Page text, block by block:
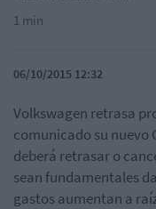
1 min
06/10/2015 12:32
Volkswagen retrasa
comunicado su nuevo
deberá retrasar o
sean fundamentales
gastos aumentan a